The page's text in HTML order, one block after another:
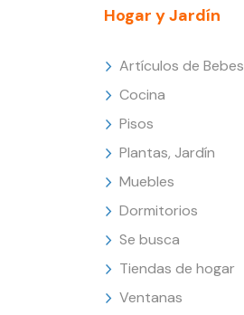
Hogar y Jardín
Artículos de Bebes
Cocina
Pisos
Plantas, Jardín
Muebles
Dormitorios
Se busca
Tiendas de hogar
Ventanas